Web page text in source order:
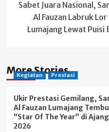
Sabet Juara Nasional,
Al Fauzan Labruk
Lumajang Lewat Puisi
More Stories
Kegiatan Prestasi
Ukir Prestasi Gemilang,
Al Fauzan Lumajang
“Star Of The Year” di
2026